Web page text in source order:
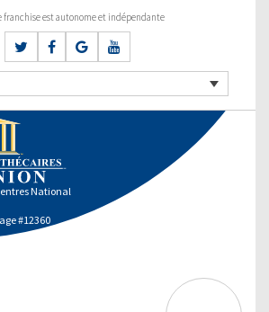
franchise est autonome et indépendante
National
#12360